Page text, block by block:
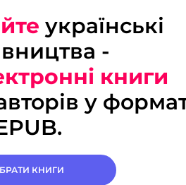
українські
-
книги
у
КНИГИ